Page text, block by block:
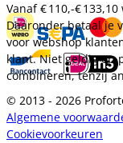
Vanaf€ 110,-€ 133,10
Daaronder betaal je
voor webshop
klant. Niet geldig op
combineren, tenzij
© 2013 - 2026
Algemene
Cookievoorkeuren